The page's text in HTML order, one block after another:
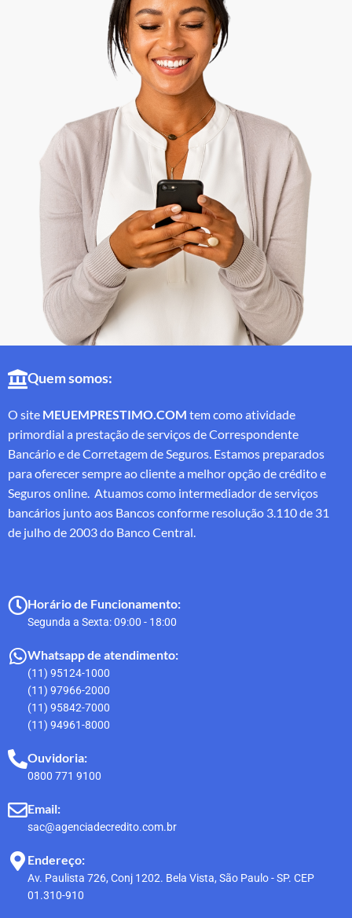
Quem somos:
O site MEUEMPRESTIMO.COM tem como atividade
primordial a prestação de serviços de Correspondente
Bancário e de Corretagem de Seguros. Estamos preparados
para oferecer sempre ao cliente a melhor opção de crédito e
Seguros online. Atuamos como intermediador de serviços
bancários junto aos Bancos conforme resolução 3.110 de 31
de julho de 2003 do Banco Central.
Horário de Funcionamento:
Segunda a Sexta: 09:00 - 18:00
Whatsapp de atendimento:
(11) 95124-1000
(11) 97966-2000
(11) 95842-7000
(11) 94961-8000
Ouvidoria:
0800 771 9100
Email:
sac@agenciadecredito.com.br
Endereço:
Av. Paulista 726, Conj 1202. Bela Vista, São Paulo - SP. CEP
01.310-910